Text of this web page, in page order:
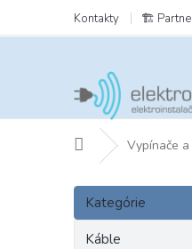
obsah
Kontakty 🏗️
DomovVypínače
B
č
Preskočiť
kategórie
Kategórie
Káble